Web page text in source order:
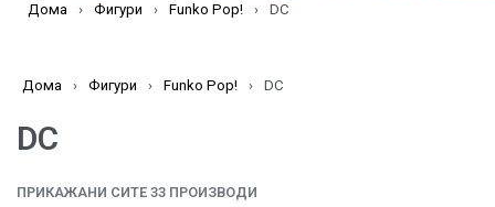
Дома › Фигури › Funko Pop! › DC
Дома › Фигури › Funko Pop! › DC
DC
ПРИКАЖАНИ СИТЕ 33 ПРОИЗВОДИ